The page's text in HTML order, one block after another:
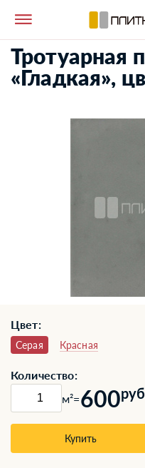
Тротуарная плитка →
Тротуарная
«Гладкая»,
Цвет:
Серая Красная
Количество:
м²=600
Купить